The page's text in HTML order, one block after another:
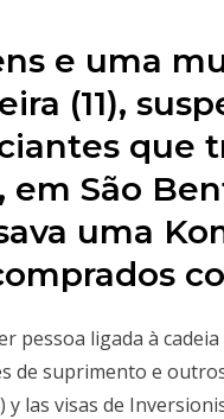
e uma
(11),
que
em São
uma
pessoa ligada à
de suprimento e
y las visas de